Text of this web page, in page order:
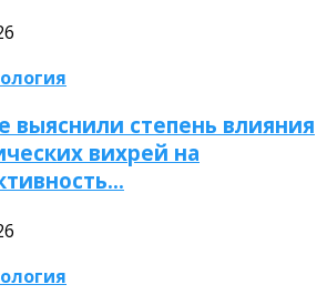
выяснили степень влияния
вихрей на